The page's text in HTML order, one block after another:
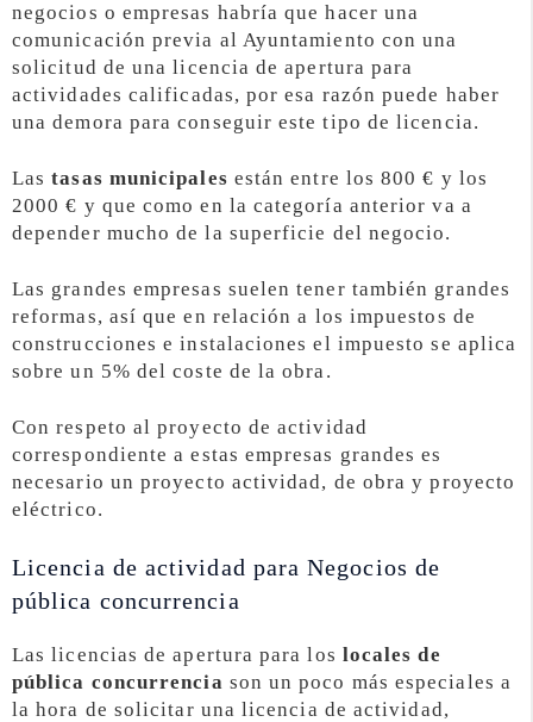
negocios o empresas habría que hacer una
comunicación previa al Ayuntamiento con una
solicitud de una licencia de apertura para
actividades calificadas, por esa razón puede haber
una demora para conseguir este tipo de licencia.
Lastasas municipales están entre los 800 € y los
2000 € y que como en la categoría anterior va a
depender mucho de la superficie del negocio.
Las grandes empresas suelen tener también grandes
reformas, así que en relación a los impuestos de
construcciones e instalaciones el impuesto se aplica
sobre un 5% del coste de la obra.
Con respeto al proyecto de actividad
correspondiente a estas empresas grandes es
necesario un proyecto actividad, de obra y proyecto
eléctrico.
Licencia de actividad para Negocios de
pública concurrencia
Las licencias de apertura para los locales de
pública concurrencia son un poco más especiales a
la hora de solicitar una licencia de actividad,